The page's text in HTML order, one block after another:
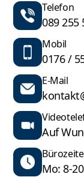
Telefon
089 255
Mobil
0176 /
E-Mail
Auf
Mo: 8-